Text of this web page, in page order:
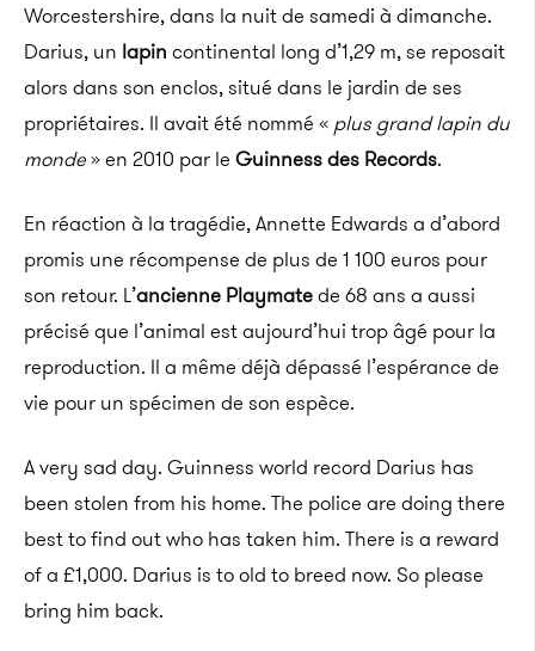
Worcestershire, dans la nuit de samedi à dimanche.
Darius, un lapin continental long d’1,29 m, se reposait
alors dans son enclos, situé dans le jardin de ses
propriétaires. Il avait été nommé « plus grand lapin du
monde» en 2010 par le Guinness des Records.
En réaction à la tragédie, Annette Edwards a d’abord
promis une récompense de plus de 1 100 euros pour
son retour. L’ancienne Playmatede 68 ans a aussi
précisé que l’animal est aujourd’hui trop âgé pour la
reproduction. Il a même déjà dépassé l’espérance de
vie pour un spécimen de son espèce.
A very sad day. Guinness world record Darius has
been stolen from his home. The police are doing there
best to find out who has taken him. There is a reward
of a £1,000. Darius is to old to breed now. So please
bring him back.